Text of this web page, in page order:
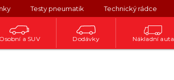
Testy pneumatik Technický rádce
Osobní a SUV Dodávky Nákladní auta